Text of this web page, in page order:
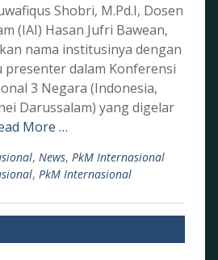
Shobri, M.Pd.I, Dosen
(IAI) Hasan Jufri Bawean,
nama institusinya dengan
presenter dalam Konferensi
3 Negara (Indonesia,
Darussalam) yang digelar
More …
, News, PkM Internasional
, PkM Internasional